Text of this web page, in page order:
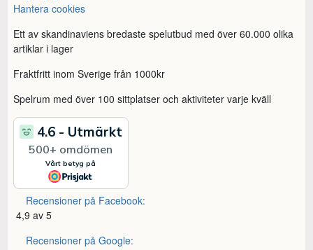
Hantera cookies
Ett av skandinaviens bredaste spelutbud med över 60.000 olika
artiklar i lager
Fraktfritt inom Sverige från 1000kr
Spelrum med över 100 sittplatser och aktiviteter varje kväll
Recensioner på Facebook:
4,9 av 5
Recensioner på Google: